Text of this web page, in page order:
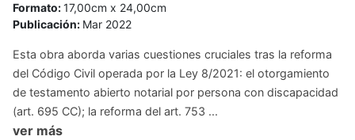
Formato:17,00cm x 24,00cm
Publicación: Mar 2022
Esta obra aborda varias cuestiones cruciales tras la reforma
del Código Civil operada por la Ley 8/2021: el otorgamiento
de testamento abierto notarial por persona con discapacidad
(art. 695 CC); la reforma del art. 753 ...
ver más